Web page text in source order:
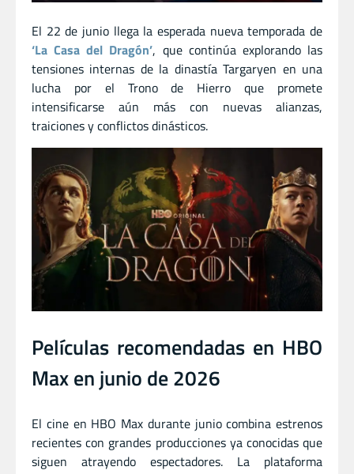
El 22 de junio llega la esperada nueva temporada de
‘La Casa del Dragón’, que continúa explorando las
tensiones internas de la dinastía Targaryen en una
lucha por el Trono de Hierro que promete
intensificarse aún más con nuevas alianzas,
traiciones y conflictos dinásticos.
Películas recomendadas en HBO
Max en junio de 2026
El cine en HBO Max durante junio combina estrenos
recientes con grandes producciones ya conocidas que
siguen atrayendo espectadores. La plataforma